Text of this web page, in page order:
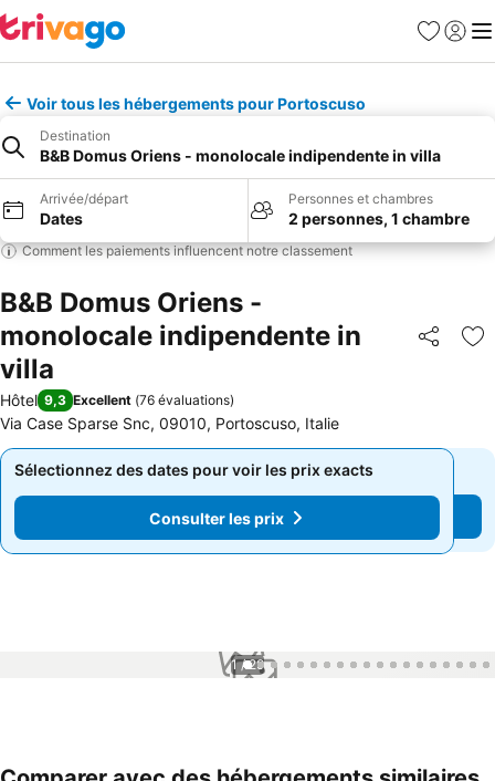
Favoris
Se
Voir tous les hébergements pour Portoscuso
Destination
B&B Domus Oriens - monolocale indipendente in villa
Arrivée/départ
Dates
Personnes et chambres
2 personnes, 1 chambre
Comment les paiements influencent notre classement
B&B Domus Oriens -
monolocale indipendente in
villa
Partager
Hôtel 9,3 Excellent (76 évaluations)
Via Case Sparse Snc, 09010, Portoscuso, Italie
Sélectionnez des dates pour voir les prix exacts
Consulter les prix
Sélectionnez des dates pour voir les prix exacts
Consulter les prix
1 / 29